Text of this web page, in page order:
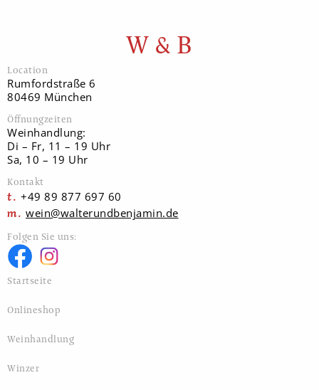
W & B
Location
Rumfordstraße 6
80469 München
Öffnungzeiten
Weinhandlung:
Di – Fr, 11 – 19 Uhr
Sa, 10 – 19 Uhr
Kontakt
+49 89 877 697 60
wein@walterundbenjamin.de
Folgen Sie uns:
Startseite
Onlineshop
Weinhandlung
Winzer